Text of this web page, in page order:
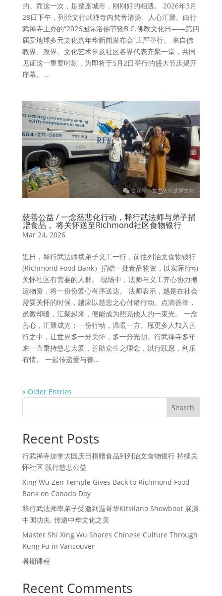
的。而这一次，是整座城市，刚刚好的相遇。 2026年3月
28日下午，列治文行武禅寺内梵音清扬、人心汇聚。由行
武禅寺主办的“2026国际浴佛节暨B.C.佛教文化日——第四
届爱地球多元文化嘉年华新闻发布会”庄严举行。 来自佛
教界、政界、文化艺术界及社区各界代表齐聚一堂，共同
见证这一重要时刻，为即将于5月2日举行的盛大节庆揭开
序幕。...
慈善公益 / 一念慈悲化行动，释行武法师与弟子捐
赠食品， 将关怀送至Richmond社区食物银行
Mar 24, 2026
近日，释行武法师携弟子义工一行，前往列治文食物银行
(Richmond Food Bank）捐赠一批食品物资，以实际行动
关怀社区有需要的人群。 现场中，法师与义工齐心协力搬
运物资，将一份份爱心有序送达。 法师表示，越是在社会
需要关怀的时候，越应以慈悲之心付诸行动。点滴善举，
虽微却暖，汇聚起来，便能成为照亮他人的一束光。 一念
善心，汇聚成光；一份行动，温暖一方。愿更多人加入善
行之中，让世界多一分关怀，多一分光明。行武禅寺多年
来一直秉持慈悲大爱，善助众生之理念，以行践愿，利乐
有情。 一起传递爱与善...
« Older Entries
Search
Recent Posts
行武禅寺加拿大国庆日捐赠食品到列治文食物银行 持续关
怀社区 践行慈悲公益
Xing Wu Zen Temple Gives Back to Richmond Food
Bank on Canada Day
释行武法师率弟子受邀到温哥华Kitsilano Showboat 展演
中国功夫, 传递中华文化之美
Master Shi Xing Wu Shares Chinese Culture Through
Kung Fu in Vancouver
暑期课程
Recent Comments